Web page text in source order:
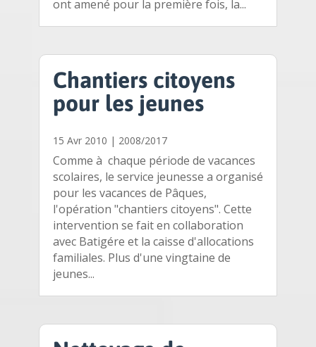
ont amené pour la première fois, la...
Chantiers citoyens
pour les jeunes
15 Avr 2010 | 2008/2017
Comme à chaque période de vacances
scolaires, le service jeunesse a organisé
pour les vacances de Pâques,
l'opération "chantiers citoyens". Cette
intervention se fait en collaboration
avec Batigére et la caisse d'allocations
familiales. Plus d'une vingtaine de
jeunes...